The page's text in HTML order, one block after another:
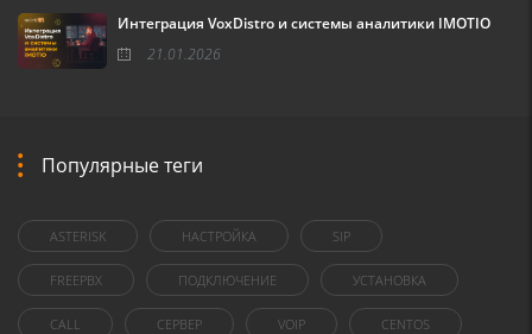
Интеграция VoxDistro и системы аналитики IMOTIO
21.01.2026
Популярные теги
ASTERISK НАСТРОЙКА SIP
FREEPBX ПОДКЛЮЧЕНИЕ УСТАНОВКА
CALL СЕРВЕР VOIP CENTOS